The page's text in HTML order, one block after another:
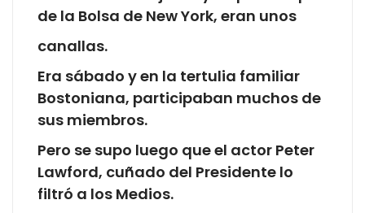
de la Bolsa de New York, eran unos
canallas.
Era sábado y en la tertulia familiar
Bostoniana, participaban muchos de
sus miembros.
Pero se supo luego que el actor Peter
Lawford, cuñado del Presidente lo
filtró a los Medios.